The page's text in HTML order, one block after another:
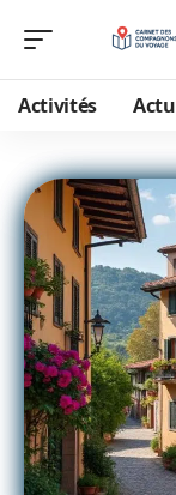
Activités Actu